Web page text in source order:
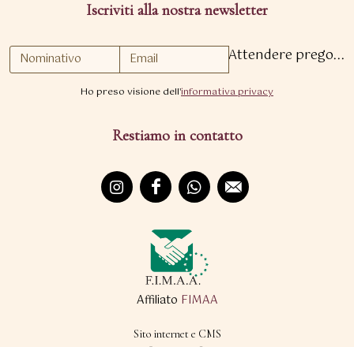
Iscriviti alla nostra newsletter
Attendere prego...
Ho preso visione dell'informativa privacy
Restiamo in contatto
Affiliato FIMAA
Sito internet e CMS